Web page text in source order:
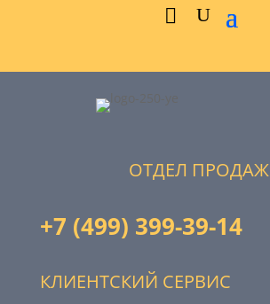
ОТДЕЛ ПРОДАЖ
+7 (499) 399-39-14
КЛИЕНТСКИЙ СЕРВИС